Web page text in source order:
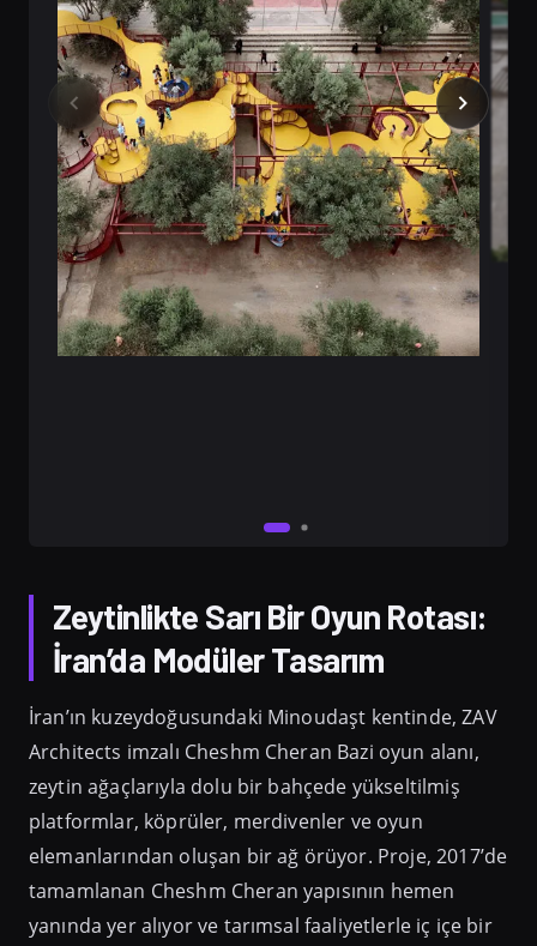
Zeytinlikte Sarı Bir Oyun Rotası:
İran’da Modüler Tasarım
İran’ın kuzeydoğusundaki Minoudaşt kentinde, ZAV
Architects imzalı Cheshm Cheran Bazi oyun alanı,
zeytin ağaçlarıyla dolu bir bahçede yükseltilmiş
platformlar, köprüler, merdivenler ve oyun
elemanlarından oluşan bir ağ örüyor. Proje, 2017’de
tamamlanan Cheshm Cheran yapısının hemen
yanında yer alıyor ve tarımsal faaliyetlerle iç içe bir